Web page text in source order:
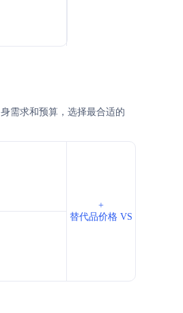
需求和预算，选择最合适的
+
替代品价格 VS